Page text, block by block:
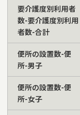
要介護度別利用者
数-要介護度別利用
者数-合計
便所の設置数-便
所-男子
便所の設置数-便
所-女子